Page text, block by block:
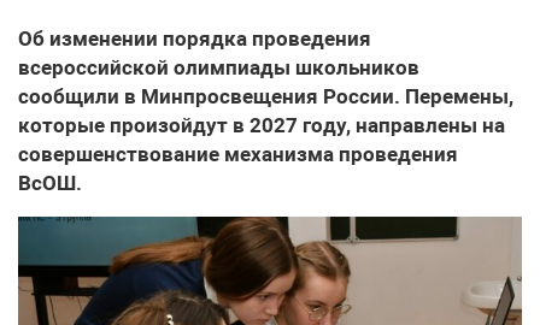
Об изменении порядка проведения
всероссийской олимпиады школьников
сообщили в Минпросвещения России. Перемены,
которые произойдут в 2027 году, направлены на
совершенствование механизма проведения
ВсОШ.